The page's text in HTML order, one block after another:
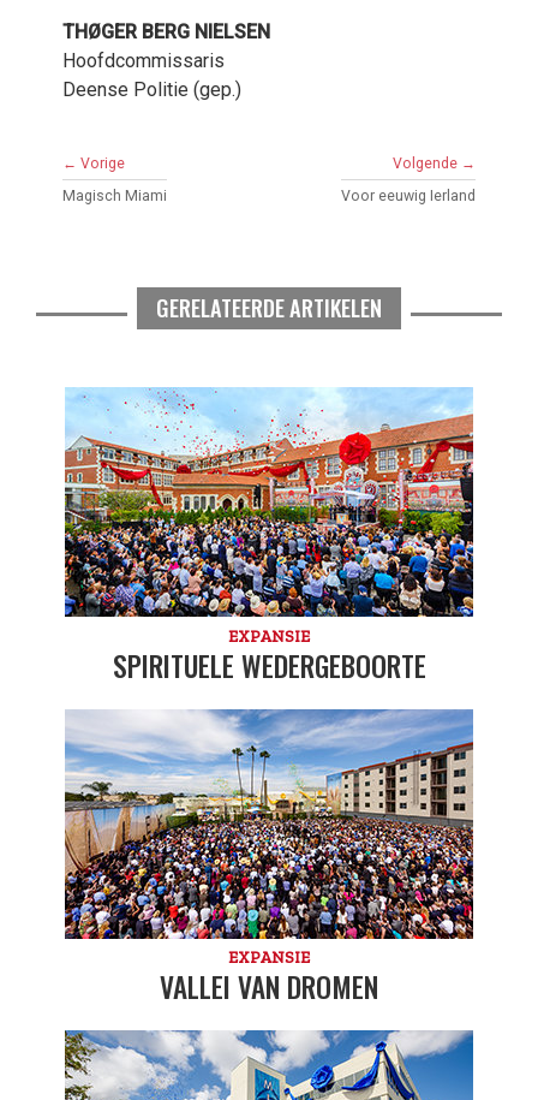
THØGER BERG NIELSEN
Hoofdcommissaris
Deense Politie (gep.)
← Vorige
Magisch Miami
Volgende →
Voor eeuwig Ierland
GERELATEERDE ARTIKELEN
EXPANSIE
SPIRITUELE WEDERGEBOORTE
EXPANSIE
VALLEI VAN DROMEN